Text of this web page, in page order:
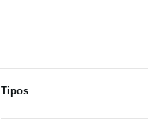
Tipos